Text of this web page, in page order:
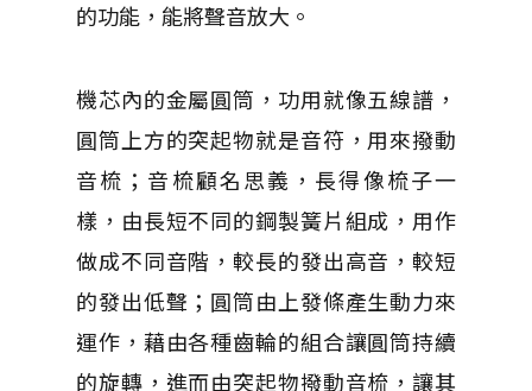
的功能，能將聲音放大。
機芯內的金屬圓筒，功用就像五線譜，
圓筒上方的突起物就是音符，用來撥動
音梳；音梳顧名思義，長得像梳子一
樣，由長短不同的鋼製簧片組成，用作
做成不同音階，較長的發出高音，較短
的發出低聲；圓筒由上發條產生動力來
運作，藉由各種齒輪的組合讓圓筒持續
的旋轉，進而由突起物撥動音梳，讓其